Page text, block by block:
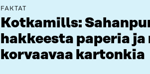
FAKTAT
Kotkamills:
hakkeesta paperia ja
korvaavaa kartonkia